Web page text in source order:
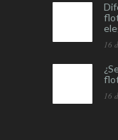
16
16